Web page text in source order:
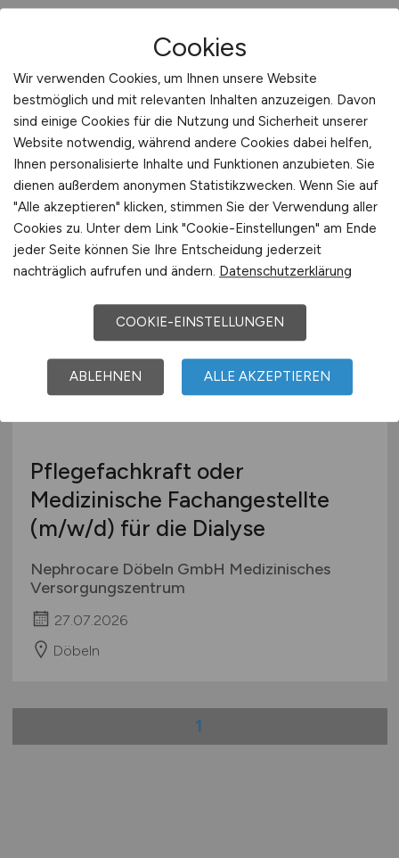
Pflegefachkraft(m/w/d)
Caritasverband für Dresden e.V.
29.07.2026
Dresden
Pflegefachkraft oder
Medizinische Fachangestellte
(m/w/d) für die Dialyse
Nephrocare Döbeln GmbH Medizinisches
Versorgungszentrum
27.07.2026
Döbeln
1
Cookies
Wir verwenden Cookies, um Ihnen unsere Website
bestmöglich und mit relevanten Inhalten anzuzeigen. Davon
sind einige Cookies für die Nutzung und Sicherheit unserer
Website notwendig, während andere Cookies dabei helfen,
Ihnen personalisierte Inhalte und Funktionen anzubieten. Sie
dienen außerdem anonymen Statistikzwecken. Wenn Sie auf
"Alle akzeptieren" klicken, stimmen Sie der Verwendung aller
Cookies zu. Unter dem Link "Cookie-Einstellungen" am Ende
jeder Seite können Sie Ihre Entscheidung jederzeit
nachträglich aufrufen und ändern. Datenschutzerklärung
COOKIE-EINSTELLUNGEN
ABLEHNEN ALLE AKZEPTIEREN